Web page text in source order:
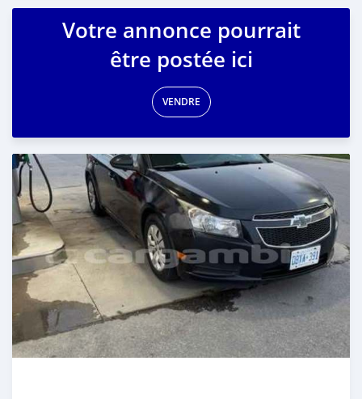
Publié il y a 24 jours
Votre annonce pourrait
être postée ici
VENDRE